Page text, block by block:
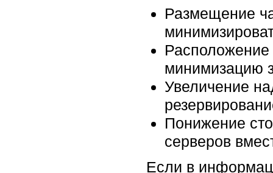
Размещение
минимизацию
Увеличение
Понижение
серверов
Если в